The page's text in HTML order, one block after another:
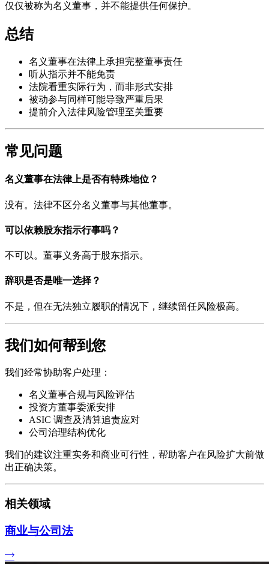
仅仅被称为名义董事，并不能提供任何保护。
总结
名义董事在法律上承担完整董事责任
听从指示并不能免责
法院看重实际行为，而非形式安排
被动参与同样可能导致严重后果
提前介入法律风险管理至关重要
常见问题
名义董事在法律上是否有特殊地位？
没有。法律不区分名义董事与其他董事。
可以依赖股东指示行事吗？
不可以。董事义务高于股东指示。
辞职是否是唯一选择？
不是，但在无法独立履职的情况下，继续留任风险极高。
我们如何帮到您
我们经常协助客户处理：
名义董事合规与风险评估
投资方董事委派安排
ASIC 调查及清算追责应对
公司治理结构优化
我们的建议注重实务和商业可行性，帮助客户在风险扩大前做
出正确决策。
相关领域
商业与公司法